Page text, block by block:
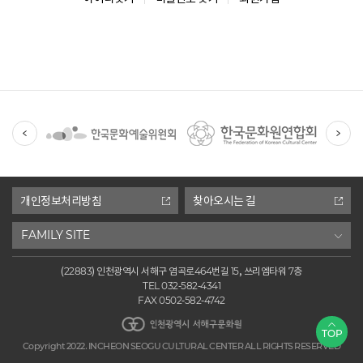
기
개인정보처리방침 찾아오시는 길
FAMILY SITE
(22883) 인천광역시 서해구 염곡로464번길 15, 쓰리엠타워 7층
TEL 032-582-4341
FAX 0502-582-4742
인천광역시 서해구문화원
Copyright 2022. INCHEON SEOGU CULTURAL CENTER ALL RIGHTS RESERVED
TOP